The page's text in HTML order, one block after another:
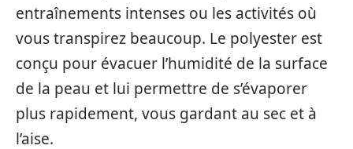
entraînements intenses ou les activités où
vous transpirez beaucoup. Le polyester est
conçu pour évacuer l’humidité de la surface
de la peau et lui permettre de s’évaporer
plus rapidement, vous gardant au sec et à
l’aise.